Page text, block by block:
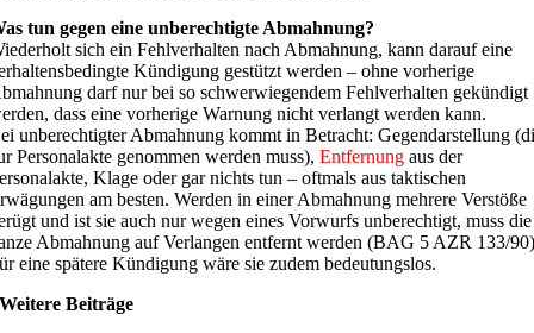
tun gegen eine unberechtigte Abmahnung?
sich ein Fehlverhalten nach Abmahnung, kann darauf eine
Kündigung gestützt werden – ohne vorherige
darf nur bei so schwerwiegendem Fehlverhalten gekündigt
dass eine vorherige Warnung nicht verlangt werden kann.
unberechtigter Abmahnung kommt in Betracht: Gegendarstellung
Personalakte genommen werden muss),Entfernung aus der
Klage oder gar nichts tun – oftmals aus taktischen
am besten. Werden in einer Abmahnung mehrere Verstöße
und ist sie auch nur wegen eines Vorwurfs unberechtigt, muss die
Abmahnung auf Verlangen entfernt werden (BAG 5 AZR 133/
eine spätere Kündigung wäre sie zudem bedeutungslos.
Weitere Beiträge